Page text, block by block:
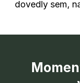
dovedly sem,